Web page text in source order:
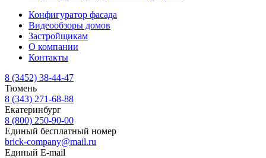
Конфигуратор фасада
Видеообзоры домов
Застройщикам
О компании
Контакты
8 (3452) 38-44-47
Тюмень
8 (343) 271-68-88
Екатеринбург
8 (800) 250-90-00
Единый бесплатный номер
brick-company@mail.ru
Единый E-mail